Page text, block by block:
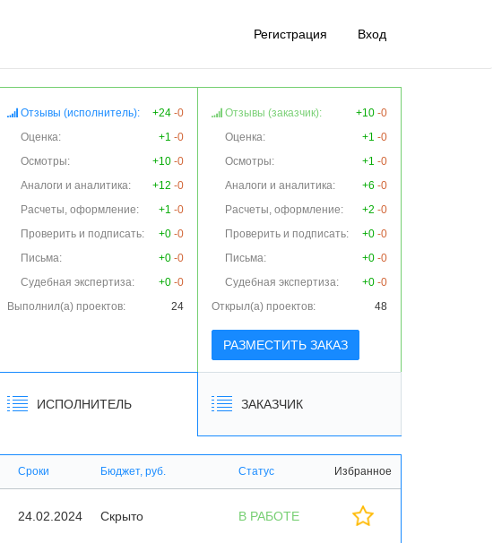
Регистрация Вход
Отзывы (исполнитель): +24 -0
Оценка:
+1 -0
Осмотры:
+10 -0
Аналоги и аналитика:
+12 -0
Расчеты, оформление:
+1 -0
Проверить и подписать:
+0 -0
Письма:
+0 -0
Судебная экспертиза:
+0 -0
Выполнил(а) проектов:
24
Отзывы (заказчик): +10 -0
Оценка:
+1 -0
Осмотры:
+1 -0
Аналоги и аналитика:
+6 -0
Расчеты, оформление:
+2 -0
Проверить и подписать:
+0 -0
Письма:
+0 -0
Судебная экспертиза:
+0 -0
Открыл(а) проектов:
48
РАЗМЕСТИТЬ ЗАКАЗ
ИСПОЛНИТЕЛЬ ЗАКАЗЧИК
Сроки Бюджет, руб. Статус Избранное
24.02.2024 Скрыто В РАБОТЕ